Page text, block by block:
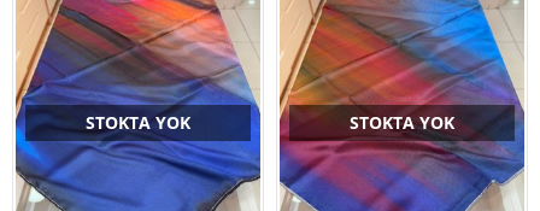
STOKTA YOK STOKTA YOK